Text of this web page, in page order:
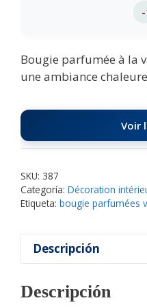
Bougie parfumée à la
une ambiance
Voir
SKU: 387
Categoría: Décoration
Etiqueta: bougie parfumées
Descripción
Descripción